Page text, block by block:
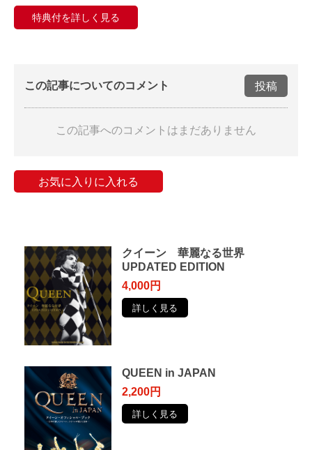
特典付を詳しく見る
この記事についてのコメント 投稿
この記事へのコメントはまだありません
お気に入りに入れる
クイーン 華麗なる世界
UPDATED EDITION
4,000円
詳しく見る
QUEEN in JAPAN
2,200円
詳しく見る